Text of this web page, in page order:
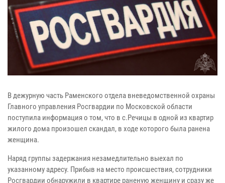
В дежурную часть Раменского отдела вневедомственной охраны
Главного управления Росгвардии по Московской области
поступила информация о том, что в с.Речицы в одной из квартир
жилого дома произошел скандал, в ходе которого была ранена
женщина.
Наряд группы задержания незамедлительно выехал по
указанному адресу. Прибыв на место происшествия, сотрудники
Росгвардии обнаружили в квартире раненую женщину и сразу же